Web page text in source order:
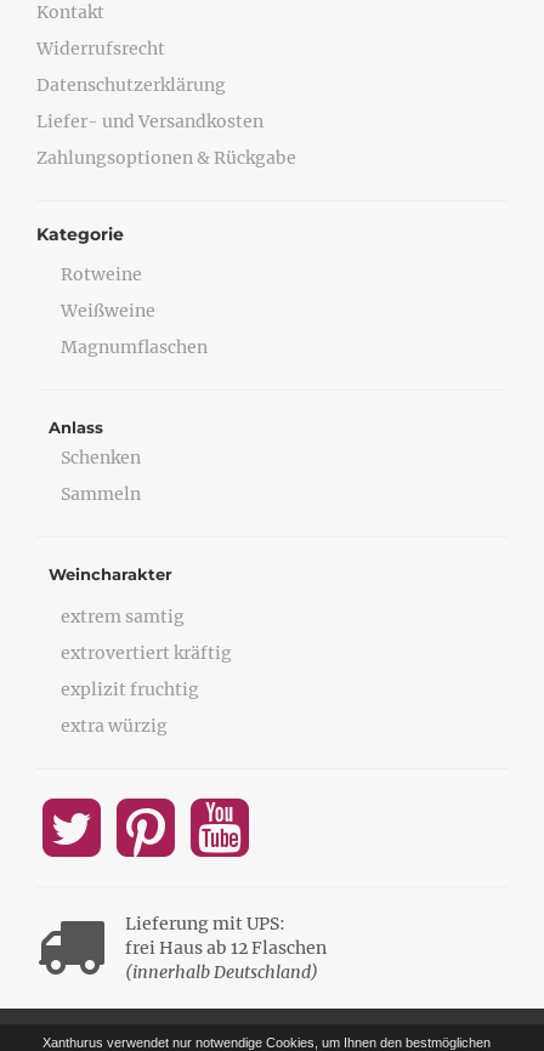
Kontakt
Widerrufsrecht
Datenschutzerklärung
Liefer- und Versandkosten
Zahlungsoptionen & Rückgabe
Kategorie
Rotweine
Weißweine
Magnumflaschen
Anlass
Schenken
Sammeln
Weincharakter
extrem samtig
extrovertiert kräftig
explizit fruchtig
extra würzig
Lieferung mit UPS:
frei Haus ab 12 Flaschen
(innerhalb Deutschland)
Xanthurus verwendet nur notwendige Cookies, um Ihnen den bestmöglichen